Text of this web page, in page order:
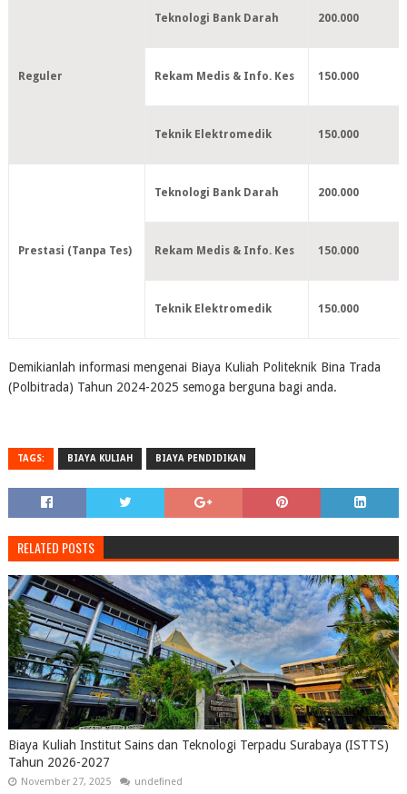
Reguler
Teknologi Bank Darah 200.000
Rekam Medis & Info. Kes 150.000
Teknik Elektromedik 150.000
Prestasi (Tanpa Tes)
Teknologi Bank Darah 200.000
Rekam Medis & Info. Kes 150.000
Teknik Elektromedik 150.000
Demikianlah informasi mengenai Biaya Kuliah Politeknik Bina Trada
(Polbitrada) Tahun 2024-2025 semoga berguna bagi anda.
TAGS: BIAYA KULIAH BIAYA PENDIDIKAN
RELATED POSTS
Biaya Kuliah Institut Sains dan Teknologi Terpadu Surabaya (ISTTS)
Tahun 2026-2027
November 27, 2025 undefined